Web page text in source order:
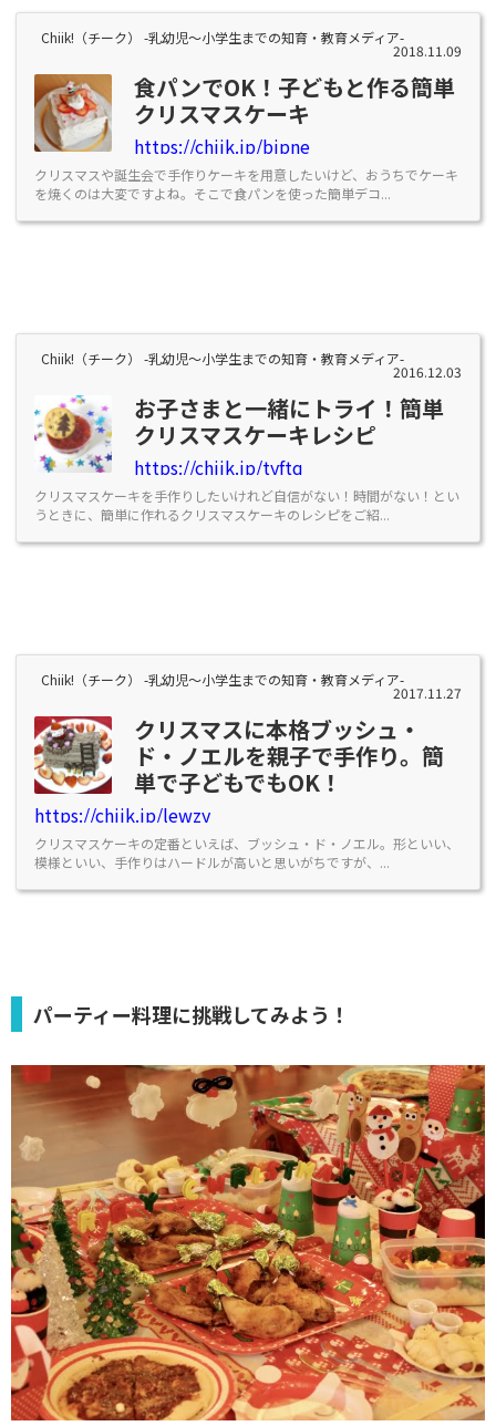
Chiik!（チーク） -乳幼児〜小学生までの知育・教育メディア-
2018.11.09
食パンでOK！子どもと作る簡単
クリスマスケーキ
https://chiik.jp/bjpne
クリスマスや誕生会で手作りケーキを用意したいけど、おうちでケーキ
を焼くのは大変ですよね。そこで食パンを使った簡単デコ...
Chiik!（チーク） -乳幼児〜小学生までの知育・教育メディア-
2016.12.03
お子さまと一緒にトライ！簡単
クリスマスケーキレシピ
https://chiik.jp/tyftq
クリスマスケーキを手作りしたいけれど自信がない！時間がない！とい
うときに、簡単に作れるクリスマスケーキのレシピをご紹...
Chiik!（チーク） -乳幼児〜小学生までの知育・教育メディア-
2017.11.27
クリスマスに本格ブッシュ・
ド・ノエルを親子で手作り。簡
単で子どもでもOK！
https://chiik.jp/lewzy
クリスマスケーキの定番といえば、ブッシュ・ド・ノエル。形といい、
模様といい、手作りはハードルが高いと思いがちですが、...
パーティー料理に挑戦してみよう！